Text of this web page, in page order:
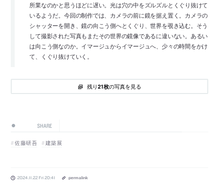
所業なのかと思うほどに遅い。光は穴の中をズルズルとくぐり抜けて
いるようだ。今回の制作では、カメラの前に鏡を据え置く。カメラの
シャッターを開き、鏡の向こう側へとくぐり、世界を覗き込む。そう
して撮影された写真もまたその世界の鏡像であるに違いない。あるい
は向こう側なのか。イマージュからイマージュへ、少々の時間をかけ
て、くぐり抜けていく。
残り21枚の写真を見る
SHARE
佐藤研吾 建築展
2024.11.22 Fri 20:41 permalink